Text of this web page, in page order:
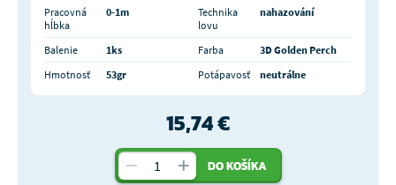
Pracovná
hĺbka
0-1m
Technika
lovu
nahazování
Balenie 1ks Farba
3D Golden Perch
Hmotnosť
53gr Potápavosť neutrálne
15,74 €
DO KOŠÍKA